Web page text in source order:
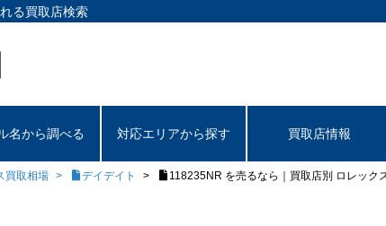
る買取店検索
名から調べる 対応エリアから探す 買取店情報
買取相場 デイデイト 118235NR を売るなら｜買取店別 ロレック